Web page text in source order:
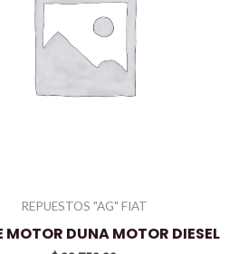
REPUESTOS "AG" FIAT
MOTOR DUNA MOTOR DIESEL